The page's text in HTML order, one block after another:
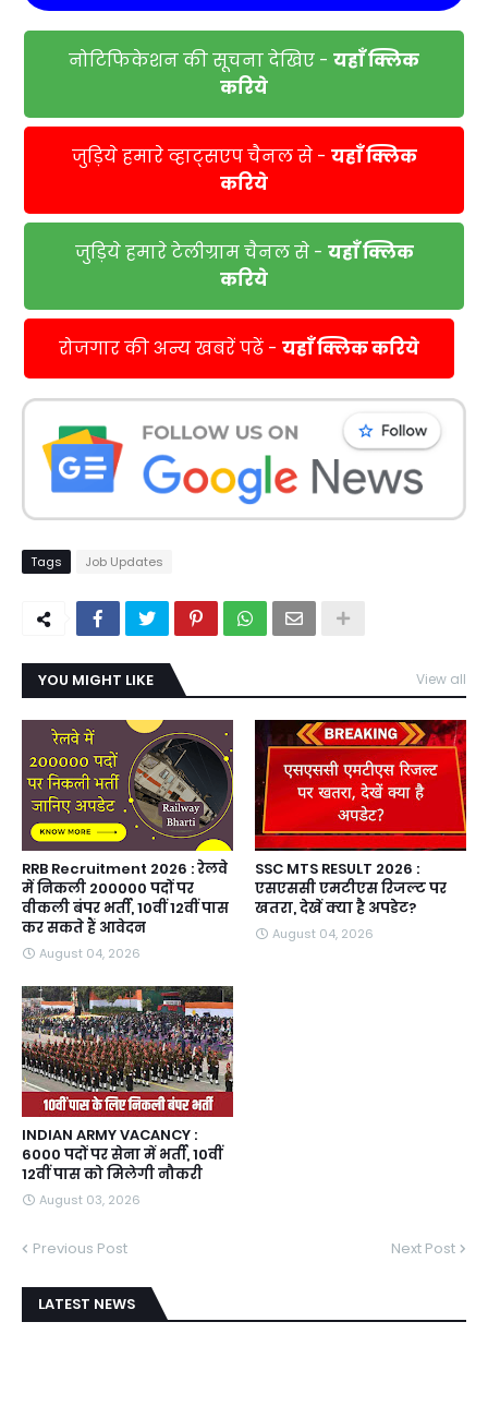
नोटिफिकेशन की सूचना देखिए - यहाँ क्लिक
करिये
जुड़िये हमारे व्हाट्सएप चैनल से - यहाँ क्लिक
करिये
जुड़िये हमारे टेलीग्राम चैनल से - यहाँ क्लिक
करिये
रोजगार की अन्य खबरें पढें - यहाँ क्लिक करिये
Tags Job Updates
YOU MIGHT LIKE View all
RRB Recruitment 2026 : रेलवे
में निकली 200000 पदों पर
वीकली बंपर भर्ती, 10वीं 12वीं पास
कर सकते हैं आवेदन
August 04, 2026
SSC MTS RESULT 2026 :
एसएससी एमटीएस रिजल्ट पर
खतरा, देखें क्या है अपडेट?
August 04, 2026
INDIAN ARMY VACANCY :
6000 पदों पर सेना में भर्ती, 10वीं
12वीं पास को मिलेगी नौकरी
August 03, 2026
Previous Post Next Post
LATEST NEWS